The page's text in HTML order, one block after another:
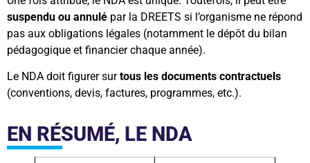
suspendu ou annulé par la DREETS si l’organisme ne répond
pas aux obligations légales (notamment le dépôt du bilan
pédagogique et financier chaque année).
Le NDA doit figurer surtous les documents contractuels
(conventions, devis, factures, programmes, etc.).
EN RÉSUMÉ, LE NDA